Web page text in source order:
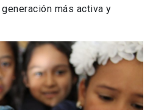
más activa y